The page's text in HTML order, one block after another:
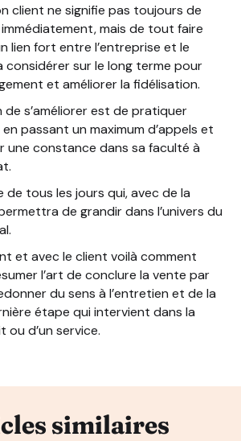
client ne signifie pas toujours de
mais de tout faire
lien fort entre l’entreprise et le
considérer sur le long terme pour
et améliorer la fidélisation.
de s’améliorer est de pratiquer
passant un maximum d’appels et
une constance dans sa faculté à
de tous les jours qui, avec de la
de grandir dans l’univers du
et avec le client voilà comment
l’art de conclure la vente par
du sens à l’entretien et de la
étape qui intervient dans la
ou d’un service.
similaires